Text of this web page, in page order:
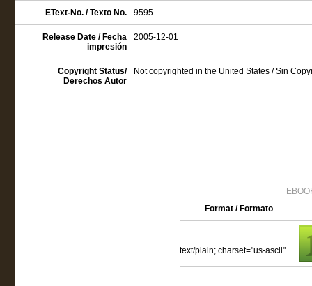
EText-No. / Texto No. 9595
Release Date / Fecha
impresión
2005-12-01
Copyright Status/
Derechos Autor
Not copyrighted in the United States / Sin
Format / Formato
text/plain; charset="us-ascii"